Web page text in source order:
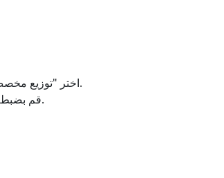
اختر "توزيع مخصص" إذا كان اختبارك يستخدم إحصائيات مختلفة وأدخل المتوسط والانحراف المعياري.
قم بضبط الخيارات المتقدمة مثل دقة الأرقام العشرية أو تشغيل أو إيقاف التفاصيل الإحصائية.